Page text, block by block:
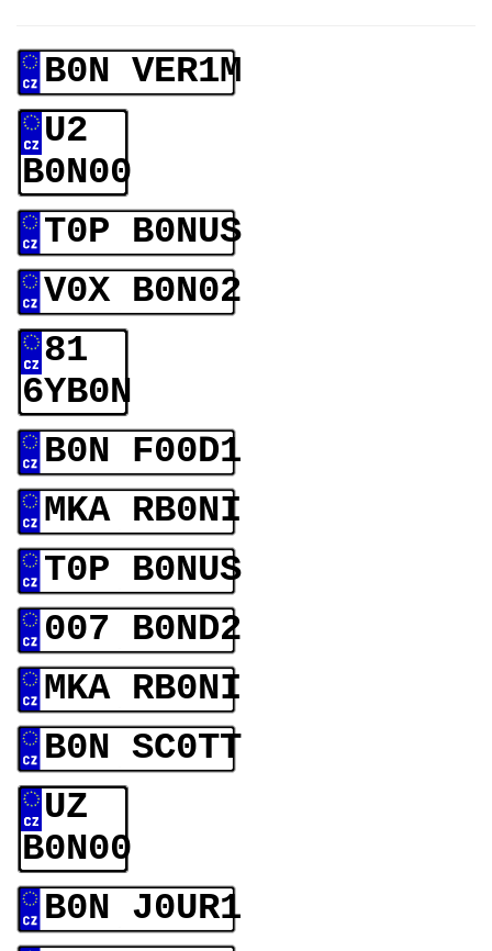
B0N VER1M
U2
B0N00
T0P B0NUS
V0X B0N02
81
6YB0N
B0N F00D1
MKA RB0NI
T0P B0NUS
007 B0ND2
MKA RB0NI
B0N SC0TT
UZ
B0N00
B0N J0UR1